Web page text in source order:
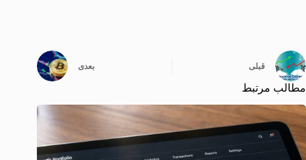
قبلی بعدی
مطالب مرتبط